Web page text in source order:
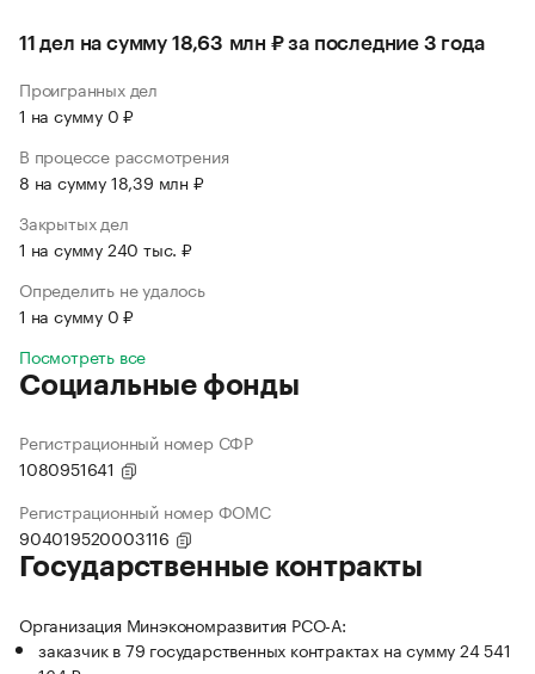
11 дел на сумму 18,63 млн ₽ за последние 3 года
Проигранных дел
1 на сумму 0 ₽
В процессе рассмотрения
8 на сумму 18,39 млн ₽
Закрытых дел
1 на сумму 240 тыс. ₽
Определить не удалось
1 на сумму 0 ₽
Посмотреть все
Социальные фонды
Регистрационный номер СФР
1080951641
Регистрационный номер ФОМС
904019520003116
Государственные контракты
Организация Минэкономразвития РСО-А:
заказчик в 79 государственных контрактах на сумму 24 541